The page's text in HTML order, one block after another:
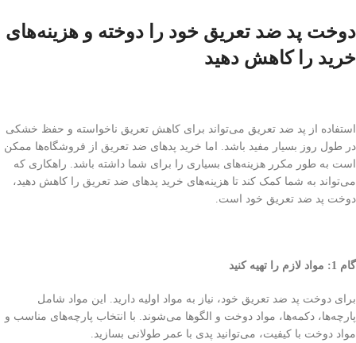
دوخت پد ضد تعریق خود را دوخته و هزینه‌های
خرید را کاهش دهید
استفاده از پد ضد تعریق می‌تواند برای کاهش تعریق ناخواسته و حفظ خشکی
در طول روز بسیار مفید باشد. اما خرید پد‌های ضد تعریق از فروشگاه‌ها ممکن
است به طور مکرر هزینه‌های بسیاری را برای شما داشته باشد. راهکاری که
می‌تواند به شما کمک کند تا هزینه‌های خرید پد‌های ضد تعریق را کاهش دهید،
دوخت پد ضد تعریق خود است.
گام 1: مواد لازم را تهیه کنید
برای دوخت پد ضد تعریق خود، نیاز به مواد اولیه دارید. این مواد شامل
پارچه‌ها، دکمه‌ها، مواد دوخت و الگوها می‌شوند. با انتخاب پارچه‌های مناسب و
مواد دوخت با کیفیت، می‌توانید پدی با عمر طولانی بسازید.